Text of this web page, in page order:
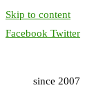
Skip to content
Facebook Twitter
since 2007